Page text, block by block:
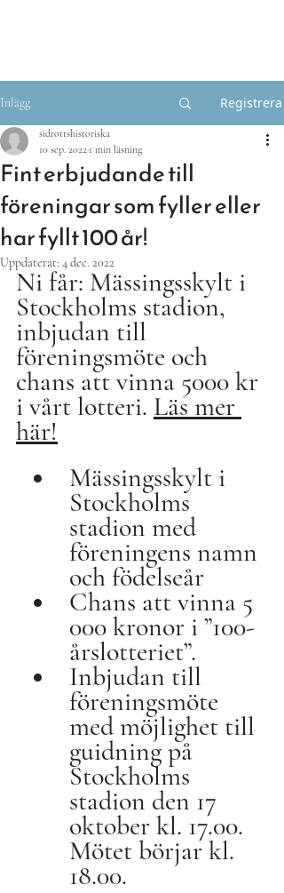
Inlägg Registrera
Fint erbjudande till
föreningar som fyller eller
har fyllt 100 år!
sidrottshistoriska
10 sep. 2022 1 min läsning
Uppdaterat: 4 dec. 2022
Ni får: Mässingsskylt i
Stockholms stadion,
inbjudan till
föreningsmöte och
chans att vinna 5000 kr
i vårt lotteri. Läs mer
här!
Mässingsskylt i
Stockholms
stadion med
föreningens namn
och födelseår
Chans att vinna 5
000 kronor i ”100-
årslotteriet”.
Inbjudan till
föreningsmöte
med möjlighet till
guidning på
Stockholms
stadion den 17
oktober kl. 17.00.
Mötet börjar kl.
18.00.